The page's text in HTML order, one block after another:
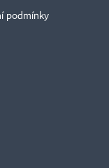
podmínky